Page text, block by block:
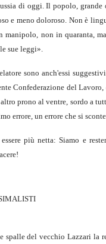
di oggi. Il popolo, grande
e meno doloroso. Non è
manipolo, non in quaranta,
sue leggi».
sono anch'essi
Confederazione del
prono al ventre, sordo a
errore, un errore che si
più netta: Siamo e
spalle del vecchio Lazzari